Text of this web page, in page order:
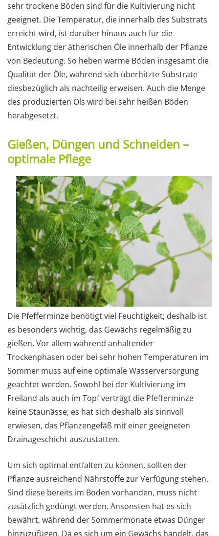
sehr trockene Böden sind für die Kultivierung nicht
geeignet. Die Temperatur, die innerhalb des Substrats
erreicht wird, ist darüber hinaus auch für die
Entwicklung der ätherischen Öle innerhalb der Pflanze
von Bedeutung. So heben warme Böden insgesamt die
Qualität der Öle, während sich überhitzte Substrate
diesbezüglich als nachteilig erweisen. Auch die Menge
des produzierten Öls wird bei sehr heißen Böden
herabgesetzt.
Gießen, Düngen und Schneiden –
optimale Pflege
Die Pfefferminze benötigt viel Feuchtigkeit; deshalb ist
es besonders wichtig, das Gewächs regelmäßig zu
gießen. Vor allem während anhaltender
Trockenphasen oder bei sehr hohen Temperaturen im
Sommer muss auf eine optimale Wasserversorgung
geachtet werden. Sowohl bei der Kultivierung im
Freiland als auch im Topf verträgt die Pfefferminze
keine Staunässe; es hat sich deshalb als sinnvoll
erwiesen, das Pflanzengefäß mit einer geeigneten
Drainageschicht auszustatten.
Um sich optimal entfalten zu können, sollten der
Pflanze ausreichend Nährstoffe zur Verfügung stehen.
Sind diese bereits im Boden vorhanden, muss nicht
zusätzlich gedüngt werden. Ansonsten hat es sich
bewährt, während der Sommermonate etwas Dünger
hinzuzufügen. Da es sich um ein Gewächs handelt, das